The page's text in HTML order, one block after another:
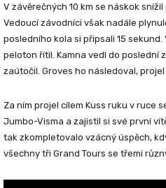
V závěrečných 10 km se náskok snížil
Vedoucí závodníci však nadále
posledního kola si připsali 15
peloton řítil. Kamna vedl do poslední
zaútočil. Groves ho následoval, projel
Za ním projel cílem Kuss ruku v ruce
Jumbo-Visma a zajistil si své první
tak zkompletovalo vzácný úspěch,
všechny tři Grand Tours se třemi